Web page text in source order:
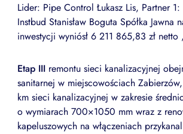
Lider: Pipe Control Łukasz Lis, Partner
Instbud Stanisław Boguta Spółka
inwestycji wyniósł 6 211 865,83 zł
Etap III remontu sieci kanalizacyjnej
sanitarnej w miejscowościach
km sieci kanalizacyjnej w zakresie
o wymiarach 700×1050 mm wraz z
kapeluszowych na włączeniach